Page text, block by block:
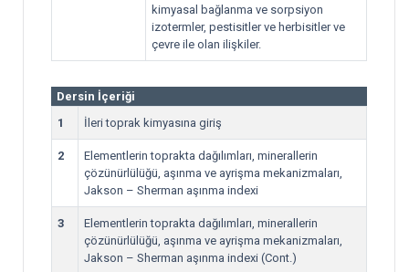
kimyasal bağlanma ve sorpsiyon
izotermler, pestisitler ve herbisitler ve
çevre ile olan ilişkiler.
Dersin İçeriği
1
İleri toprak kimyasına giriş
2
Elementlerin toprakta dağılımları, minerallerin
çözünürlülüğü, aşınma ve ayrişma mekanizmaları,
Jakson – Sherman aşınma indexi
3
Elementlerin toprakta dağılımları, minerallerin
çözünürlülüğü, aşınma ve ayrişma mekanizmaları,
Jakson – Sherman aşınma indexi (Cont.)